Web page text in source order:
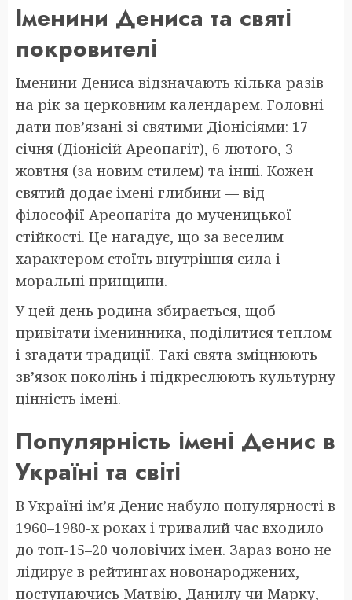
Іменини Дениса та святі
покровителі
Іменини Дениса відзначають кілька разів
на рік за церковним календарем. Головні
дати пов’язані зі святими Діонісіями: 17
січня (Діонісій Ареопагіт), 6 лютого, 3
жовтня (за новим стилем) та інші. Кожен
святий додає імені глибини — від
філософії Ареопагіта до мученицької
стійкості. Це нагадує, що за веселим
характером стоїть внутрішня сила і
моральні принципи.
У цей день родина збирається, щоб
привітати іменинника, поділитися теплом
і згадати традиції. Такі свята зміцнюють
зв’язок поколінь і підкреслюють культурну
цінність імені.
Популярність імені Денис в
Україні та світі
В Україні ім’я Денис набуло популярності в
1960–1980-х роках і тривалий час входило
до топ-15–20 чоловічих імен. Зараз воно не
лідирує в рейтингах новонароджених,
поступаючись Матвію, Данилу чи Марку,